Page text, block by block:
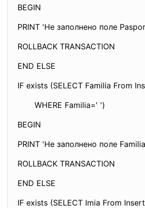
BEGIN
PRINT 'Не заполнено поле
ROLLBACK TRANSACTION
END ELSE
IF exists (SELECT Familia From
WHERE Familia=' ')
BEGIN
PRINT 'Не заполнено поле
ROLLBACK TRANSACTION
END ELSE
IF exists (SELECT Imia From